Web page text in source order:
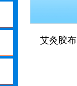
艾灸胶布